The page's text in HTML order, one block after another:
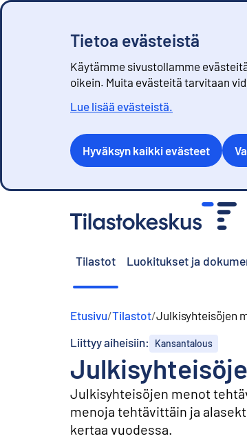
Tietoa evästeistä
Käytämme sivustollamme
oikein. Muita evästeitä tarvitaan
Lue lisää evästeistä.
Hyväksyn kaikki evästeet
Tilastot Luokitukset ja
Etusivu/Tilastot/Julkisyhteisöjen
Liittyy aiheisiin:
Kansantalous
Julkisyhteisöjen menot
menoja tehtävittäin ja
kertaa vuodessa.